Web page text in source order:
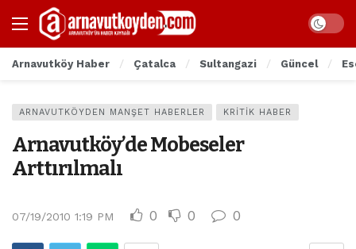
Arnavutköy Haber Çatalca Sultangazi Güncel
ARNAVUTKÖYDEN MANŞET HABERLER KRITIK HABER
Arnavutköy’de Mobeseler
Arttırılmalı
07/19/2010 1:19 PM 0 0 0